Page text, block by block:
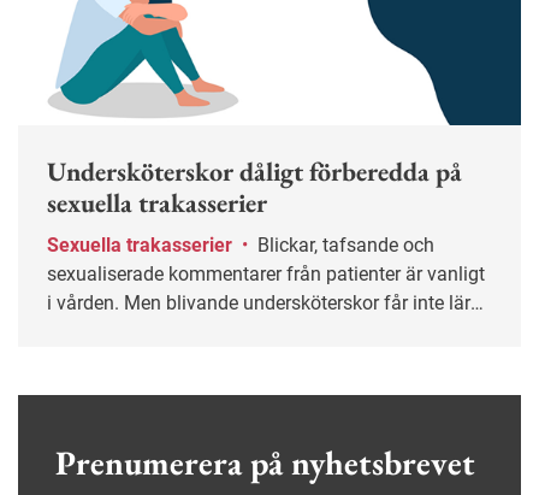
Undersköterskor dåligt förberedda på
sexuella trakasserier
Sexuella trakasserier •
sexualiserade kommentarer från patienter är vanligt
i vården. Men blivande undersköterskor får inte lära
Prenumerera på nyhetsbrevet